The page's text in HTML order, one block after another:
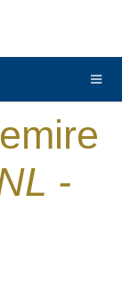
English
-